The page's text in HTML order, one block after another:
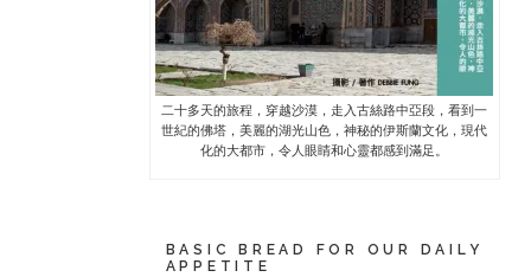
二十多天的旅程，穿越沙漠，走入古絲路中亞段，看到一
世紀的佛塔，美麗的湖光山色，神秘的伊斯蘭文化，現代
化的大都市，令人眼睛和心靈都感到滿足。
BASIC BREAD FOR OUR DAILY
APPETITE